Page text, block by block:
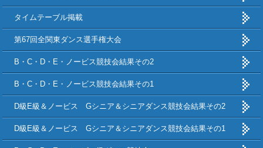
タイムテーブル掲載
第67回全関東ダンス選手権大会
B・C・D・E・ノービス競技会結果その2
B・C・D・E・ノービス競技会結果その1
D級E級＆ノービス Gシニア＆シニアダンス競技会結果その2
D級E級＆ノービス Gシニア＆シニアダンス競技会結果その1